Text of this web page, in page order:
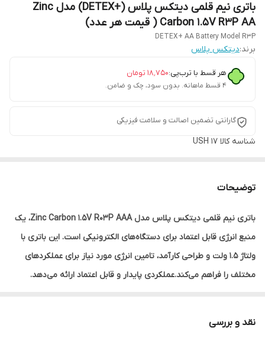
باتری نیم قلمی دیتکس پلاس (+DETEX) مدل Zinc
Carbon 1.5V R3P AA ( قیمت هر عدد)
DETEX+ AA Battery Model R3P
برند:دیتکس پلاس
هر قسط با ترب‌پی:۱۸٬۷۵۰ تومان
۴ قسط ماهانه. بدون سود، چک و ضامن.
گارانتی تضمین اصالت و سلامت فیزیکی
شناسه کالا USH 17
توضیحات
باتری نیم قلمی دیتکس پلاس مدل Zinc Carbon 1.5V R03P AAA، یک
منبع انرژی قابل اعتماد برای دستگاه‌های الکترونیکی است. این باتری با
ولتاژ 1.5 ولت و طراحی کارآمد، تامین انرژی مورد نیاز برای عملکردهای
مختلف را فراهم می‌کند.عملکردی پایدار و قابل اعتماد ارائه می‌دهد.
دستگاه‌هایی مانند ساعت، چراغ قوه، اسباب بازی، رادیو، تلویزیون، ترازو،
نقد و بررسی